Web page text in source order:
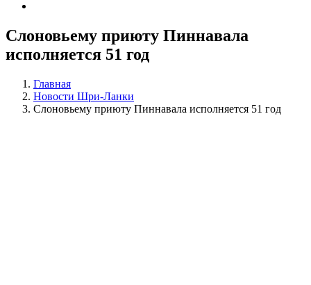
Слоновьему приюту Пиннавала
исполняется 51 год
Главная
Новости Шри-Ланки
Слоновьему приюту Пиннавала исполняется 51 год